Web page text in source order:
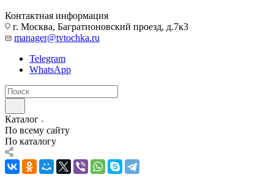
Контактная информация
г. Москва, Багратионовский проезд, д.7к3
manager@tvtochka.ru
Telegram
WhatsApp
Каталог
По всему сайту
По каталогу